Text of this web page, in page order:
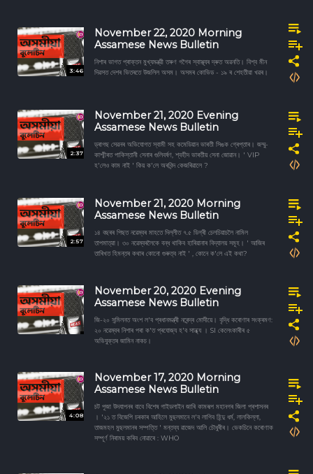
3:46
November 22, 2020 Morning
Assamese News Bulletin
নিশাৰ ভাগত প্ৰাক্তন মুখ্যমন্ত্রী তৰুণ গগৈৰ স্বাস্থ্যৰ দ্ৰুত অৱনতি। বিশ্ব মীন
দিৱসত দেশৰ ভিতৰতে উজলিল অসম। অসমৰ কোভিড - ১৯ ৰ শেহতীয়া খৱৰ।
2:37
November 21, 2020 Evening
Assamese News Bulletin
ড্ৰাগছ সেৱনৰ অভিযোগত স্বামী সহ কমেডিয়ান ভাৰতী সিঙক গ্ৰেপ্তাৰ। জম্মু-
কাশ্মীৰত পাকিস্তানী সেনাৰ গুলিবর্ষণ, শ্বহীদ ভাৰতীয় সেনা জোৱান। ' VIP
হ'লেও কাম নাই ' কিয় ক'লে অৰবিন্দ কেজৰিৱালে ?
2:57
November 21, 2020 Morning
Assamese News Bulletin
১৪ বছৰৰ পিছত নৱেম্বৰ মাহতে দিল্লীত ৭.৫ ডিগ্ৰী চেলচিয়াচলৈ নামিল
তাপমাত্রা। ৩০ নৱেম্বৰলৈকে বন্ধ থাকিব হাৰিয়ানাৰ বিদ্যালয় সমূহ। ' আজিৰ
তাৰিখত হিমন্তৰ কথাৰ কোনো গুৰুত্ব নাই ' , কোনে ক'লে এই কথা?
November 20, 2020 Evening
Assamese News Bulletin
জি-২০ সন্মিলনত অংশ ল'ব প্ৰধানমন্ত্ৰী নৰেন্দ্ৰ মোদীয়ে। বৃদ্ধি কৰোণাৰ সংক্ৰমণ:
২০ নৱেম্বৰ নিশাৰ পৰা ক'ত প্ৰযোজ্য হ'ব সান্ধ্য । SI কেলেংকাৰীৰ ৫
অভিযুক্তৰ জামিন নাকচ।
4:08
November 17, 2020 Morning
Assamese News Bulletin
চট পূজা উদযাপনৰ বাবে বিশেষ গাইডলাইন জাৰি কামৰূপ মহানগৰ জিলা প্ৰশাসনৰ
। '২১ ত বিজেপি চৰকাৰ আহিলে মুছলমানে ল'ব লাগিব হিন্দু ধৰ্ম, লালকিল্লা,
তাজমহল মুছলমানৰ সম্পত্তি ' মন্তব্য ৱাজেদ আলি চৌধুৰীৰ। ভেকচিনে কৰোণাক
সম্পূর্ণ নিৰাময় কৰিব নোৱাৰে : WHO